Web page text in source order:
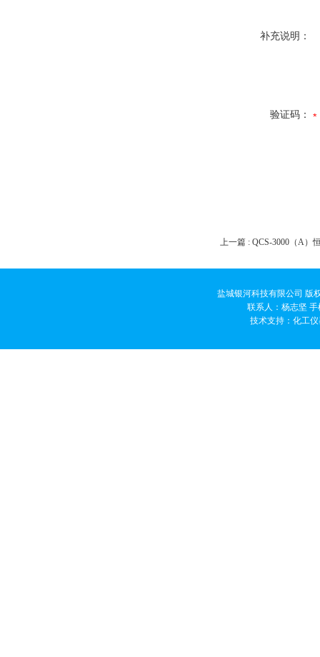
补充说明：
验证码：
上一篇 : QCS-3000（A）
盐城银河科技有限公司 版
联系人：杨志坚 手
技术支持： 化工